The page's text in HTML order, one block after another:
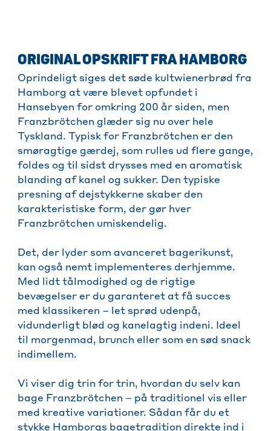
ORIGINAL OPSKRIFT FRA HAMBORG
Oprindeligt siges det søde kultwienerbrød fra
Hamborg at være blevet opfundet i
Hansebyen for omkring 200 år siden, men
Franzbrötchen glæder sig nu over hele
Tyskland. Typisk for Franzbrötchen er den
smøragtige gærdej, som rulles ud flere gange,
foldes og til sidst drysses med en aromatisk
blanding af kanel og sukker. Den typiske
presning af dejstykkerne skaber den
karakteristiske form, der gør hver
Franzbrötchen umiskendelig.
Det, der lyder som avanceret bagerikunst,
kan også nemt implementeres derhjemme.
Med lidt tålmodighed og de rigtige
bevægelser er du garanteret at få succes
med klassikeren – let sprød udenpå,
vidunderligt blød og kanelagtig indeni. Ideel
til morgenmad, brunch eller som en sød snack
indimellem.
Vi viser dig trin for trin, hvordan du selv kan
bage Franzbrötchen – på traditionel vis eller
med kreative variationer. Sådan får du et
stykke Hamborgs bagetradition direkte ind i